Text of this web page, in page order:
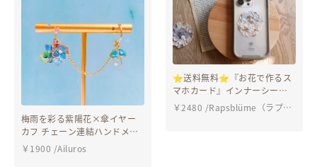
梅雨を彩る紫陽花×傘イヤー
カフ チェーン連結ハンドメイ
ドアクセサリー ピアスorイヤ
￥1900 /Ailuros
⭐︎送料無料⭐︎『お花で作るス
マホカード』インナーシー
ト ブーケ プリザーブドフ
￥2480 /Rapsblüme（ラプ